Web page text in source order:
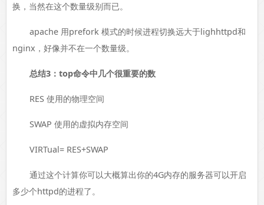
换，当然在这个数量级别而已。
apache 用prefork 模式的时候进程切换远大于lighhttpd和
nginx，好像并不在一个数量级。
总结3：top命令中几个很重要的数
RES 使用的物理空间
SWAP 使用的虚拟内存空间
VIRTual= RES+SWAP
通过这个计算你可以大概算出你的4G内存的服务器可以开启
多少个httpd的进程了。